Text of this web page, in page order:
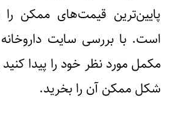
پایین‌ترین قیمت‌های ممکن را
است. با بررسی سایت داروخانه
مکمل مورد نظر خود را پیدا
شکل ممکن آن را بخرید.